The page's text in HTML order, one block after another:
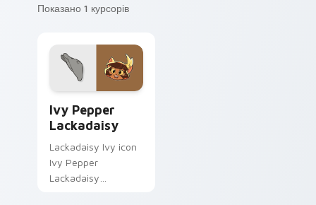
Показано 1 курсорів
Ivy Pepper
Lackadaisy
Lackadaisy Ivy icon
Ivy Pepper
Lackadaisy